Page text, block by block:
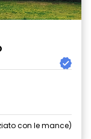
con le mance